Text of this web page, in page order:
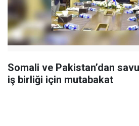
Somali ve Pakistan’dan
iş birliği için mutabakat